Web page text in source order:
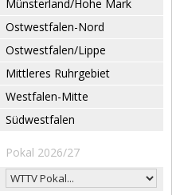
Münsterland/Hohe Mark
Ostwestfalen-Nord
Ostwestfalen/Lippe
Mittleres Ruhrgebiet
Westfalen-Mitte
Südwestfalen
Pokal 2026/27